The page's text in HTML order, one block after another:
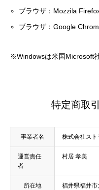
ブラウザ：Mozzila
ブラウザ：Google
※Windowsは米国Microsoft
特定商取
事業者名 株式会社スト
運営責任
者
村居 孝美
所在地 福井県福井